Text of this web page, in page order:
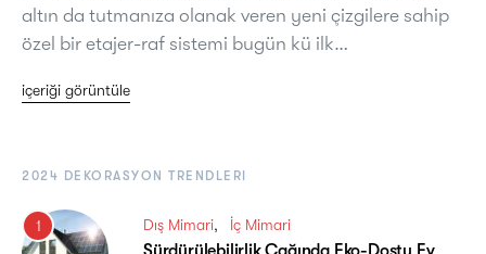
altın da tutmanıza olanak veren yeni çizgilere sahip
özel bir etajer-raf sistemi bugün kü ilk…
içeriği görüntüle
2024 DEKORASYON TRENDLERI
1 Dış Mimari İç Mimari